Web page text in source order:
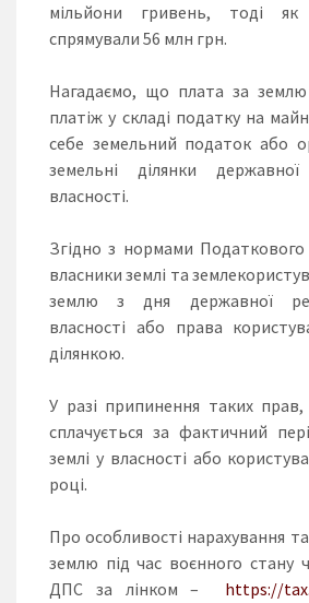
мільйони гривень, тоді як
спрямували 56 млн грн.
Нагадаємо, що плата за землю
платіж у складі податку на
себе земельний податок або
земельні ділянки
власності.
Згідно з нормами Податкового
власники землі та
землю з дня державної
власності або права
ділянкою.
У разі припинення таких
сплачується за фактичний
землі у власності або
році.
Про особливості нарахування
землю під час воєнного стану
ДПС за лінком – https://